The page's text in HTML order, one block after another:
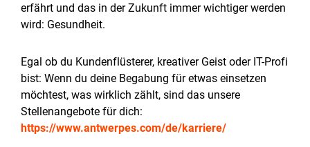
erfährt und das in der Zukunft immer wichtiger werden
wird: Gesundheit.
Egal ob du Kundenflüsterer, kreativer Geist oder IT-Profi
bist: Wenn du deine Begabung für etwas einsetzen
möchtest, was wirklich zählt, sind das unsere
Stellenangebote für dich:
https://www.antwerpes.com/de/karriere/